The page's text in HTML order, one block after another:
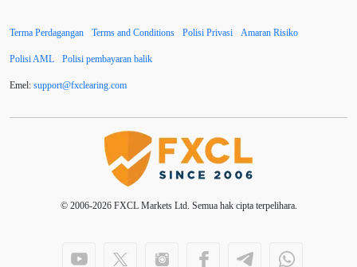
Chinese Yuan
Donald Trump
Donald Trump Twitter EA EA Agresif
EA tester ECB ECN ECN Copytrade
Terma Perdagangan Terms and Conditions Polisi Privasi Amaran Risiko
Polisi AML Polisi pembayaran balik
Emel: support@fxclearing com
© 2006-2026 FXCL Markets Ltd. Semua hak cipta terpelihara.